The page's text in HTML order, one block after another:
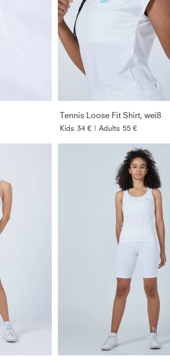
Tennis Loose Fit Shirt, weiß
Kids 34 € | Adults 55 €